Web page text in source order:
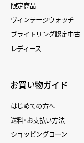
限定商品
ヴィンテージウォッチ
ブライトリング認定中古
レディース
お買い物ガイド
はじめての方へ
送料・お支払い方法
ショッピングローン